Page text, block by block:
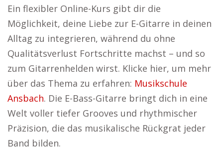
Ein flexibler Online-Kurs gibt dir die
Möglichkeit, deine Liebe zur E-Gitarre in deinen
Alltag zu integrieren, während du ohne
Qualitätsverlust Fortschritte machst – und so
zum Gitarrenhelden wirst. Klicke hier, um mehr
über das Thema zu erfahren: Musikschule
Ansbach. Die E-Bass-Gitarre bringt dich in eine
Welt voller tiefer Grooves und rhythmischer
Präzision, die das musikalische Rückgrat jeder
Band bilden.